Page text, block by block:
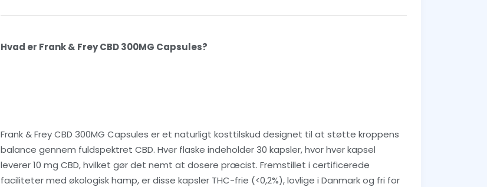
Hvad er Frank & Frey CBD 300MG Capsules?
Frank & Frey CBD 300MG Capsules er et naturligt kosttilskud designet til at støtte kroppens
balance gennem fuldspektret CBD. Hver flaske indeholder 30 kapsler, hvor hver kapsel
leverer 10 mg CBD, hvilket gør det nemt at dosere præcist. Fremstillet i certificerede
faciliteter med økologisk hamp, er disse kapsler THC-frie (<0,2%), lovlige i Danmark og fri for